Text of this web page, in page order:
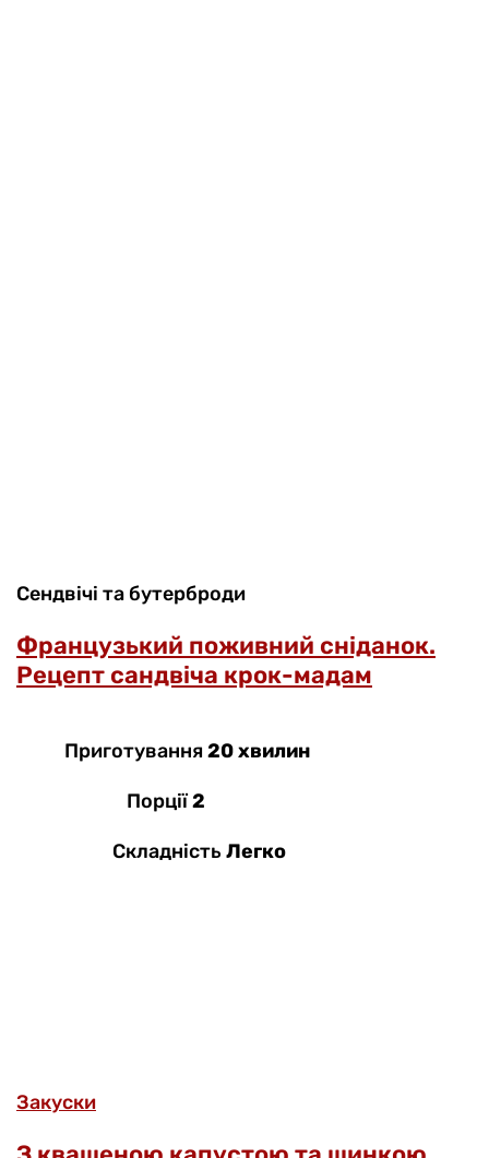
Сендвічі та бутерброди
Французький поживний сніданок.
Рецепт сандвіча крок-мадам
Приготування20 хвилин
Порції2
Складність Легко
Закуски